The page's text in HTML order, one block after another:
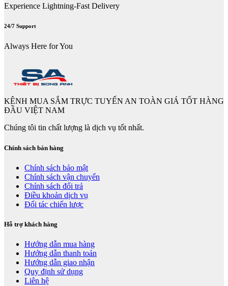
Experience Lightning-Fast Delivery
24/7 Support
Always Here for You
KÊNH MUA SẮM TRỰC TUYẾN AN TOÀN GIÁ TỐT HÀNG
ĐẦU VIỆT NAM
Chúng tôi tin chất lượng là dịch vụ tốt nhất.
Chính sách bán hàng
Chính sách bảo mật
Chính sách vận chuyển
Chính sách đổi trả
Điều khoản dịch vụ
Đối tác chiến lược
Hỗ trợ khách hàng
Hướng dẫn mua hàng
Hướng dẫn thanh toán
Hướng dẫn giao nhận
Quy định sử dụng
Liên hệ